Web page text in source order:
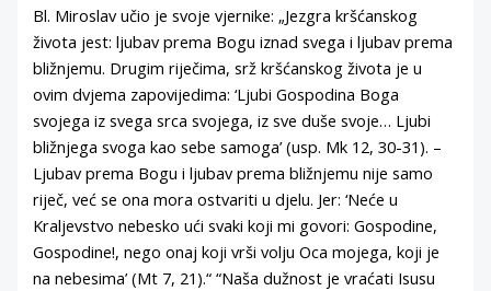
Bl. Miroslav učio je svoje vjernike: „Jezgra kršćanskog
života jest: ljubav prema Bogu iznad svega i ljubav prema
bližnjemu. Drugim riječima, srž kršćanskog života je u
ovim dvjema zapovijedima: ‘Ljubi Gospodina Boga
svojega iz svega srca svojega, iz sve duše svoje… Ljubi
bližnjega svoga kao sebe samoga’ (usp. Mk 12, 30-31). –
Ljubav prema Bogu i ljubav prema bližnjemu nije samo
riječ, već se ona mora ostvariti u djelu. Jer: ‘Neće u
Kraljevstvo nebesko ući svaki koji mi govori: Gospodine,
Gospodine!, nego onaj koji vrši volju Oca mojega, koji je
na nebesima’ (Mt 7, 21).“ “Naša dužnost je vraćati Isusu